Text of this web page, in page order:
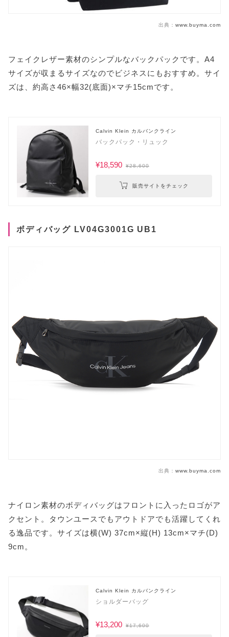
出典： www.buyma.com
フェイクレザー素材のシンプルなバックパックです。A4
サイズが収まるサイズなのでビジネスにもおすすめ。サイ
ズは、約高さ46×幅32(底面)×マチ15cmです。
Calvin Klein カルバンクライン
バックパック・リュック
¥18,590 ¥28,600
販売サイトをチェック
ボディバッグ LV04G3001G UB1
出典： www.buyma.com
ナイロン素材のボディバッグはフロントに入ったロゴがア
クセント。タウンユースでもアウトドアでも活躍してくれ
る逸品です。サイズは横(W) 37cm×縦(H) 13cm×マチ(D)
9cm。
Calvin Klein カルバンクライン
ショルダーバッグ
¥13,200 ¥17,600